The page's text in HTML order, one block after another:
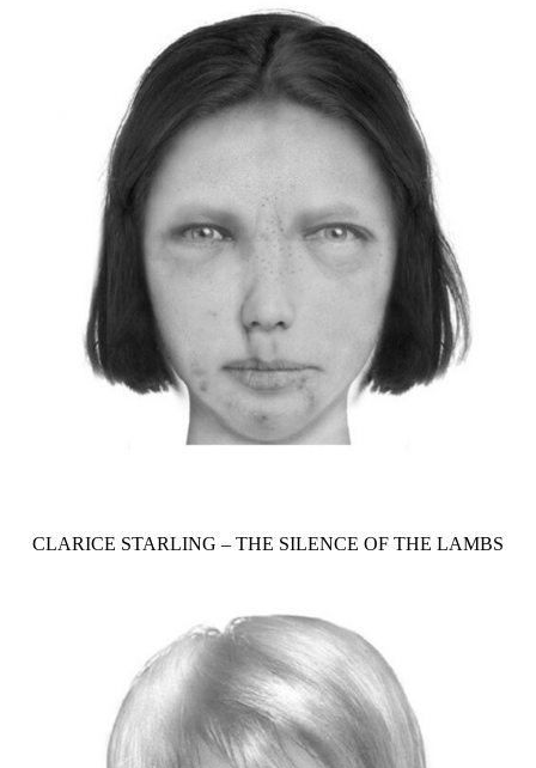
CLARICE STARLING – THE SILENCE OF THE LAMBS